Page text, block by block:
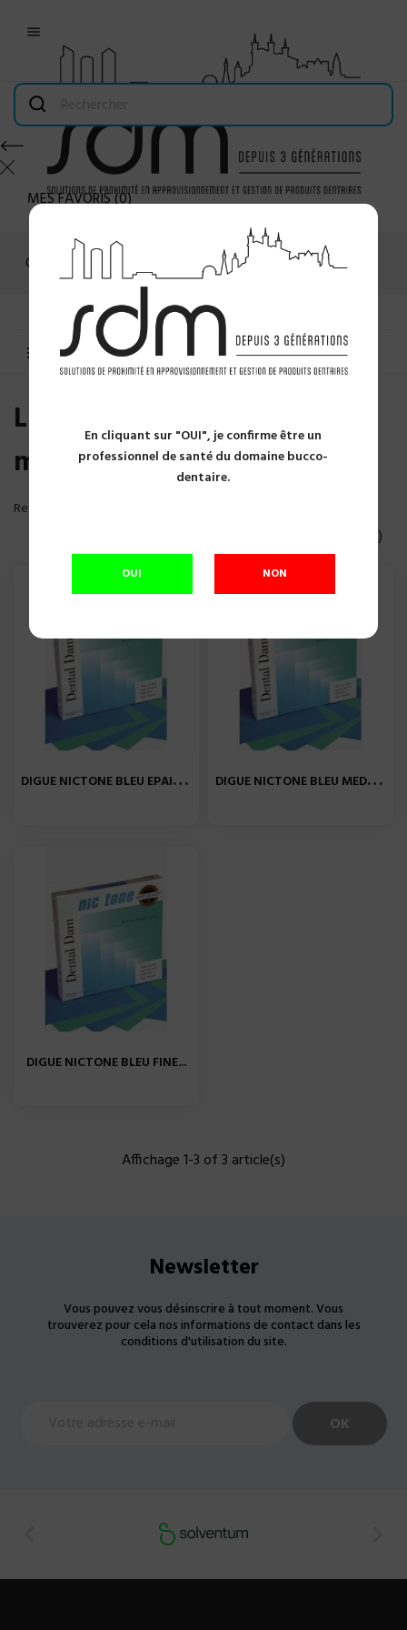
En cliquant sur "OUI", je confirme être un
professionnel de santé du domaine bucco-
dentaire.
OUI NON

MES FAVORIS(0)
Connexion
MENU
Liste des produits de la
marque Nic Tone
Reference, A to Z
Affichage 1-3 of 3 article(s)
D
IGUE NICTONE BLEU EPAISSE... D
IGUE NICTONE BLEU MEDIUM...
DIGUE NICTONE BLEU FINE...
Affichage 1-3 of 3 article(s)
Newsletter
Vous pouvez vous désinscrire à tout moment. Vous
trouverez pour cela nos informations de contact dans les
conditions d'utilisation du site.